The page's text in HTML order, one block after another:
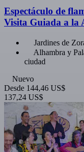
Espectáculo de
Visita Guiada a la
Jardines de
Alhambra y
ciudad
Nuevo
Desde 144,46 US$
137,24 US$